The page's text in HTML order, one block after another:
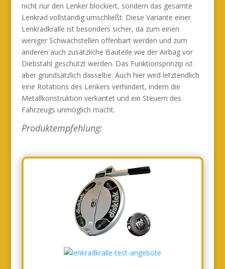
nicht nur den Lenker blockiert, sondern das gesamte
Lenkrad vollständig umschließt. Diese Variante einer
Lenkradkralle ist besonders sicher, da zum einen
weniger Schwachstellen offenbart werden und zum
anderen auch zusätzliche Bauteile wie der Airbag vor
Diebstahl geschützt werden. Das Funktionsprinzip ist
aber grundsätzlich dasselbe. Auch hier wird letztendlich
eine Rotations des Lenkers verhindert, indem die
Metallkonstruktion verkantet und ein Steuern des
Fahrzeugs unmöglich macht.
Produktempfehlung: